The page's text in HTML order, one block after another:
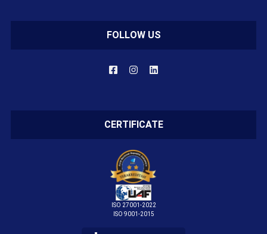
FOLLOW US
CERTIFICATE
ISO 27001-2022
ISO 9001-2015